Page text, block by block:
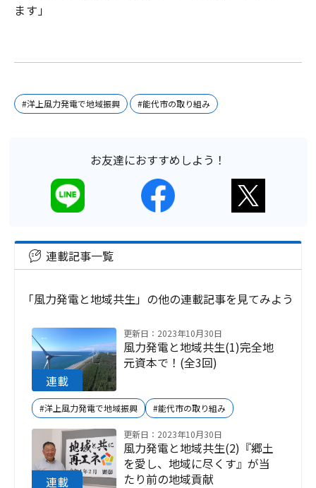
ます」
#洋上風力発電で地域振興 #能代市の取り組み
お友達におすすめしよう！
連載記事一覧
「風力発電と地域共生」の他の連載記事を見てみよう
更新日：2023年10月30日
風力発電と地域共生(1)完全地
元資本で！(全3回)
#洋上風力発電で地域振興 #能代市の取り組み
更新日：2023年10月30日
風力発電と地域共生(2)『郷土
を愛し、地域に尽くす』が当
たり前の地域貢献